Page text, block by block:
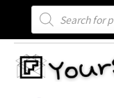
商
索